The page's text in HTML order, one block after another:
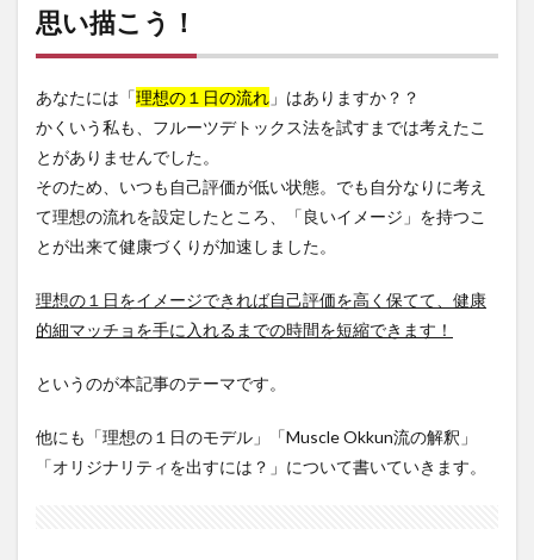
想の
１日
を思
こ
う！
2
理想の
食生活
と
は？？
基準
がわ
改善
わか
思い描こう！
あなたには「理想の１日の流れ 」はありますか？？
かくいう私も、フルーツデトックス法を試すまでは考えたこ
とがありませんでした。
そのため、いつも自己評価が低い状態。でも自分なりに考え
て理想の流れを設定したところ、「良いイメージ」を持つこ
とが出来て健康づくりが加速しました。
理想の１日をイメージできれば自己評価を高く保てて、健康
的細マッチョを手に入れるまでの時間を短縮できます！
というのが本記事のテーマです。
他にも「理想の１日のモデル」「Muscle Okkun流の解釈」
「オリジナリティを出すには？」について書いていきます。